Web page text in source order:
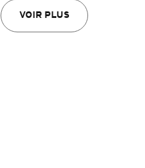
VOIR PLUS